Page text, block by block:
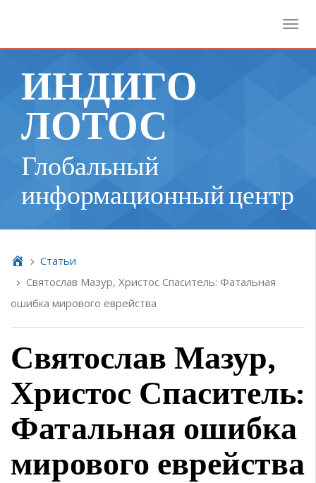
ИНДИГО
ЛОТОС
Глобальный
информационный центр
Cтатьи
Святослав Мазур, Христос Спаситель: Фатальная
ошибка мирового еврейства
Святослав Мазур,
Христос Спаситель:
Фатальная ошибка
мирового еврейства